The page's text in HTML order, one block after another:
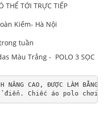
THỂ TỚI TRỰC TIẾP
Kiếm- Hà Nội
tuần
Màu Trắng - POLO 3 SỌC
NÂNG CAO, ĐƯỢC LÀM
điển. Chiếc áo polo chơi